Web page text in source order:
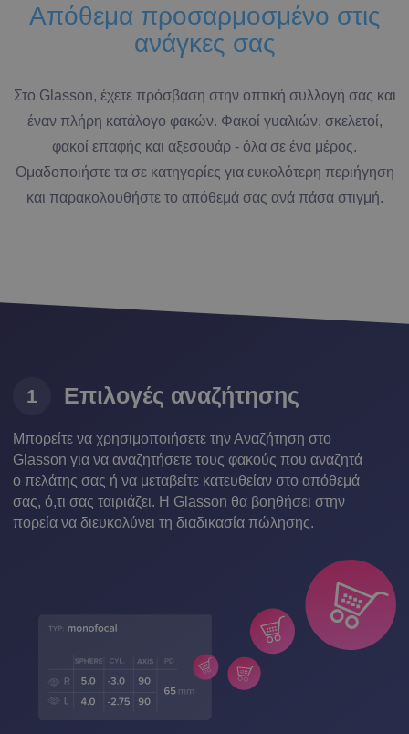
Απόθεμα προσαρμοσμένο στις
ανάγκες σας
Στο Glasson, έχετε πρόσβαση στην οπτική συλλογή σας και
έναν πλήρη κατάλογο φακών. Φακοί γυαλιών, σκελετοί,
φακοί επαφής και αξεσουάρ - όλα σε ένα μέρος.
Ομαδοποιήστε τα σε κατηγορίες για ευκολότερη περιήγηση
και παρακολουθήστε το απόθεμά σας ανά πάσα στιγμή.
1 Επιλογές αναζήτησης
Μπορείτε να χρησιμοποιήσετε την Αναζήτηση στο
Glasson για να αναζητήσετε τους φακούς που αναζητά
ο πελάτης σας ή να μεταβείτε κατευθείαν στο απόθεμά
σας, ό,τι σας ταιριάζει. Η Glasson θα βοηθήσει στην
πορεία να διευκολύνει τη διαδικασία πώλησης.